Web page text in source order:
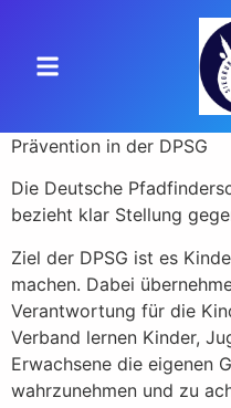
Prävention in der DPSG
Die Deutsche
bezieht klar Stellung
Ziel der DPSG ist es
machen. Dabei
Verantwortung für die
Verband lernen Kinder,
Erwachsene die eigenen
wahrzunehmen und zu